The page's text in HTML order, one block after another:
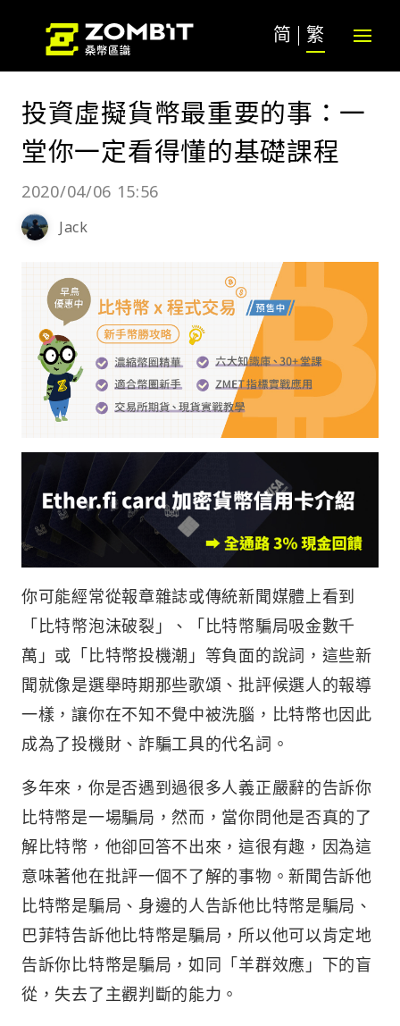
简 繁
投資虛擬貨幣最重要的事：一
堂你一定看得懂的基礎課程
2020/04/06 15:56
Jack
你可能經常從報章雜誌或傳統新聞媒體上看到
「比特幣泡沫破裂」、「比特幣騙局吸金數千
萬」或「比特幣投機潮」等負面的說詞，這些新
聞就像是選舉時期那些歌頌、批評候選人的報導
一樣，讓你在不知不覺中被洗腦，比特幣也因此
成為了投機財、詐騙工具的代名詞。
多年來，你是否遇到過很多人義正嚴辭的告訴你
比特幣是一場騙局，然而，當你問他是否真的了
解比特幣，他卻回答不出來，這很有趣，因為這
意味著他在批評一個不了解的事物。新聞告訴他
比特幣是騙局、身邊的人告訴他比特幣是騙局、
巴菲特告訴他比特幣是騙局，所以他可以肯定地
告訴你比特幣是騙局，如同「羊群效應」下的盲
從，失去了主觀判斷的能力。